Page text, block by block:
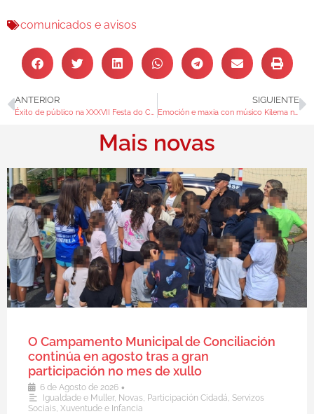
comunicados e avisos
ANTERIOR
Éxito de público na XXXVII Festa do Choco coa mellor gastronomía, música e humor
SIGUIENTE
Emoción e maxia con músico Kilema na Biblioteca Xela Arias
Mais novas
O Campamento Municipal de Conciliación
continúa en agosto tras a gran
participación no mes de xullo
6 de Agosto de 2026 •
Igualdade e Muller, Novas, Participación Cidadá, Servizos
Sociais, Xuventude e Infancia